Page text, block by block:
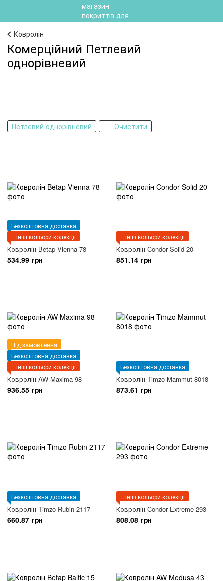
Ковролін
Комерційний Петлевий
однорівневий
Петлевий однорівневий Очистити
Безкоштовна доставка
+ інші кольори колекції
Ковролін Betap Vienna 78
534.99 грн
+ інші кольори колекції
Ковролін Condor Solid 20
851.14 грн
Під замовлення
Безкоштовна доставка
+ інші кольори колекції
Ковролін AW Maxima 98
936.55 грн
Безкоштовна доставка
Ковролін Timzo Mammut 8018
873.61 грн
Безкоштовна доставка
Ковролін Timzo Rubin 2117
660.87 грн
+ інші кольори колекції
Ковролін Condor Extreme 293
808.08 грн